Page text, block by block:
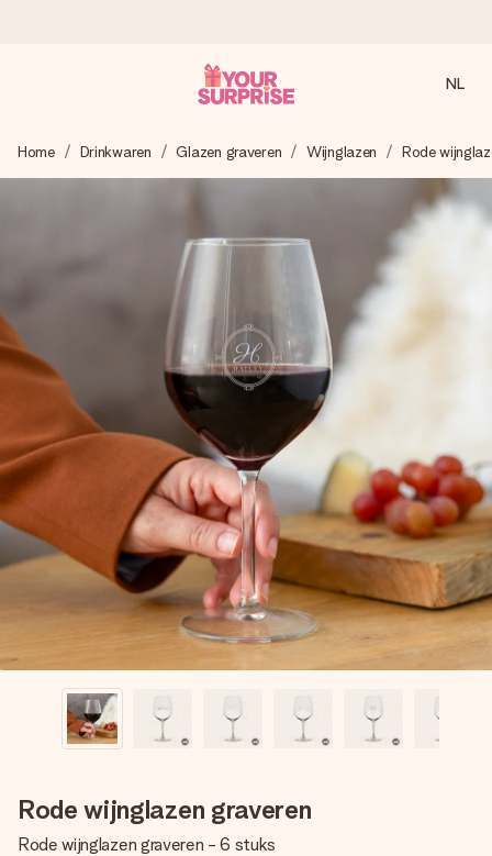
We maken jouw cadeau met zorg en zorgen dat het
razendsnel onderweg is - zodat jij kunt geven op precies
het juiste moment, wanneer het het meeste betekent.
4,8 (gebaseerd op +8.000 reviews)
Onze cadeaus worden gewaardeerd. Klanten beoordelen
ons met een 4,7 op Google Reviews
Gratis wenskaartje
Je maakt in een paar stappen iets unieks – met haar naam,
jullie foto of een boodschap die raakt. Zonder gedoe, maar
met alle aandacht voor het moment.
NL
Home Drinkwaren Glazen graveren Wijnglazen Rode
Rode wijnglazen graveren
Rode wijnglazen graveren - 6 stuks